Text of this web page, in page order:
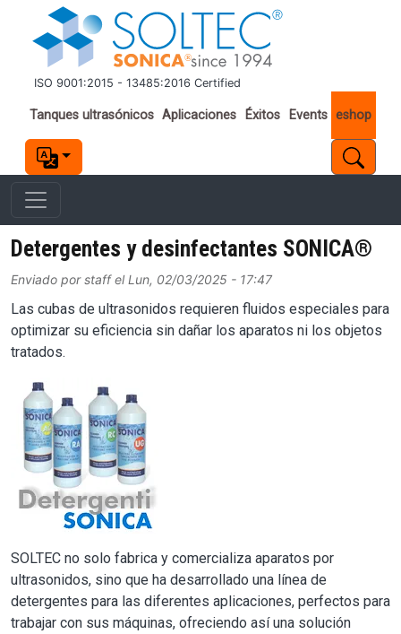
Pasar al contenido principal
ISO 9001:2015 - 13485:2016 Certified
Important links
Tanques ultrasónicos Aplicaciones Éxitos Events eshop
Detergentes y desinfectantes SONICA®
Enviado porstaffelLun, 02/03/2025 - 17:47
Las cubas de ultrasonidos requieren fluidos especiales para
optimizar su eficiencia sin dañar los aparatos ni los objetos
tratados.
Image
SOLTEC no solo fabrica y comercializa aparatos por
ultrasonidos, sino que ha desarrollado una línea de
detergentes para las diferentes aplicaciones, perfectos para
trabajar con sus máquinas, ofreciendo así una solución